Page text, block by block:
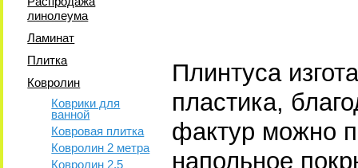
линолеума
Ламинат
Плитка
Ковролин
Коврики для
ванной
Ковровая плитка
Ковролин 2 метра
Ковролин 2,5
Плинтуса
пластика,
фактур можно
напольное